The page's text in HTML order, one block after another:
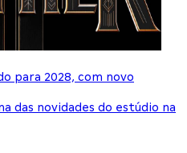
para 2028, com novo
das novidades do estúdio na